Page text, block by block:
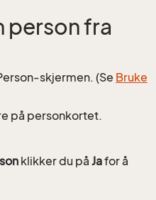
person fra
skjermen. (Se Bruke
på personkortet.
klikker du på Jafor å